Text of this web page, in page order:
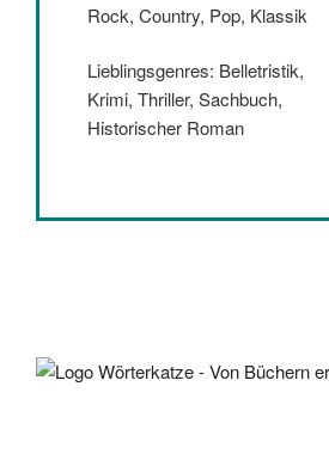
Rock, Country, Pop, Klassik
Lieblingsgenres: Belletristik,
Krimi, Thriller, Sachbuch,
Historischer Roman